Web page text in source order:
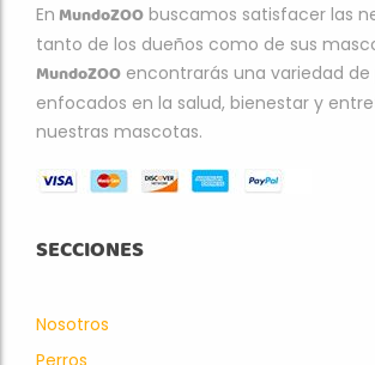
En MundoZOO buscamos satisfacer las
tanto de los dueños como de sus
MundoZOO encontrarás una variedad
enfocados en la salud, bienestar y
nuestras mascotas.
SECCIONES
Nosotros